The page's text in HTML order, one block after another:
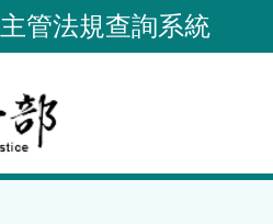
主管法規查詢系統